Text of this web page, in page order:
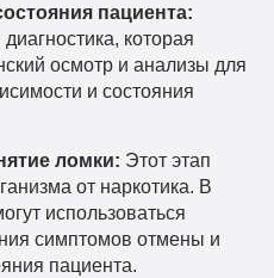
пациента:
которая
осмотр и анализы для
и состояния
ломки: Этот этап
от наркотика. В
использоваться
симптомов отмены и
пациента.